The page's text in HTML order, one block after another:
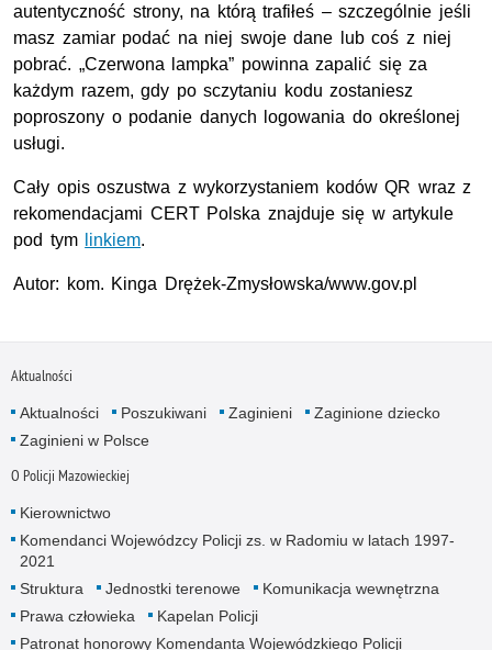
autentyczność strony, na którą trafiłeś – szczególnie jeśli
masz zamiar podać na niej swoje dane lub coś z niej
pobrać. „Czerwona lampka” powinna zapalić się za
każdym razem, gdy po sczytaniu kodu zostaniesz
poproszony o podanie danych logowania do określonej
usługi.
Cały opis oszustwa z wykorzystaniem kodów QR wraz z
rekomendacjami CERT Polska znajduje się w artykule
pod tym
linkiem.
Autor: kom. Kinga Drężek-Zmysłowska/www.gov.pl
Aktualności
Aktualności Poszukiwani Zaginieni
Zaginione dziecko
Zaginieni w Polsce
O Policji Mazowieckiej
Kierownictwo
Komendanci Wojewódzcy Policji zs. w Radomiu w latach 1997-
2021
Struktura
Jednostki terenowe
Komunikacja wewnętrzna
Prawa człowieka
Kapelan Policji
Patronat honorowy Komendanta Wojewódzkiego Policji